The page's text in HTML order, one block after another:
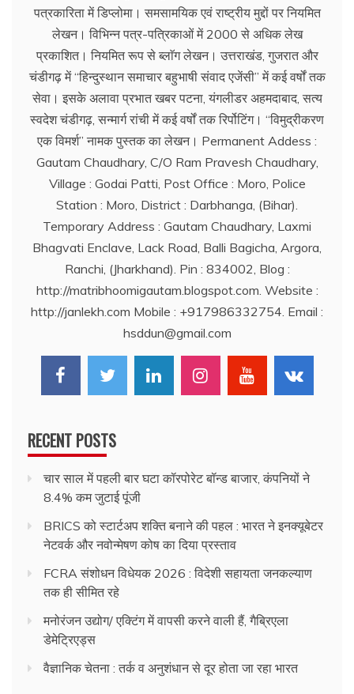
पत्रकारिता में डिप्लोमा। समसामयिक एवं राष्ट्रीय मुद्दों पर नियमित
लेखन। विभिन्न पत्र-पत्रिकाओं में 2000 से अधिक लेख
प्रकाशित। नियमित रूप से ब्लाॅग लेखन। उत्तराखंड, गुजरात और
चंडीगढ़ में ‘‘हिन्दुस्थान समाचार बहुभाषी संवाद एजेंसी’’ में कई वर्षों तक
सेवा। इसके अलावा प्रभात खबर पटना, यंगलीडर अहमदाबाद, सत्य
स्वदेश चंडीगढ़, सन्मार्ग रांची में कई वर्षों तक रिर्पोटिंग। ‘‘विमुद्रीकरण
एक विमर्श’’ नामक पुस्तक का लेखन। Permanent Addess :
Gautam Chaudhary, C/O Ram Pravesh Chaudhary,
Village : Godai Patti, Post Office : Moro, Police
Station : Moro, District : Darbhanga, (Bihar).
Temporary Address : Gautam Chaudhary, Laxmi
Bhagvati Enclave, Lack Road, Balli Bagicha, Argora,
Ranchi, (Jharkhand). Pin : 834002, Blog :
http://matribhoomigautam.blogspot.com. Website :
http://janlekh.com Mobile : +917986332754. Email :
hsddun@gmail.com
RECENT POSTS
चार साल में पहली बार घटा कॉरपोरेट बॉन्ड बाजार, कंपनियों ने
8.4% कम जुटाई पूंजी
BRICS को स्टार्टअप शक्ति बनाने की पहल : भारत ने इनक्यूबेटर
नेटवर्क और नवोन्मेषण कोष का दिया प्रस्ताव
FCRA संशोधन विधेयक 2026 : विदेशी सहायता जनकल्याण
तक ही सीमित रहे
मनोरंजन उद्योग/ एक्टिंग में वापसी करने वाली हैं, गैब्रिएला
डेमेट्रिएड्स
वैज्ञानिक चेतना : तर्क व अनुशंधान से दूर होता जा रहा भारत